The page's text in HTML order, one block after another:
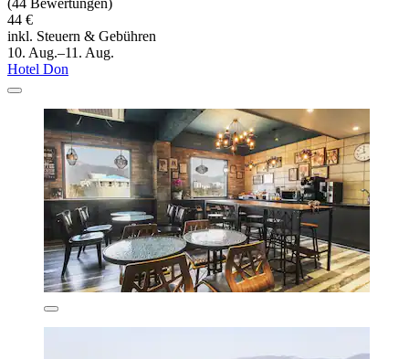
(44 Bewertungen)
44 €
inkl. Steuern & Gebühren
10. Aug.–11. Aug.
Hotel Don